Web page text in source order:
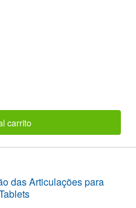
carrito
das Articulações para